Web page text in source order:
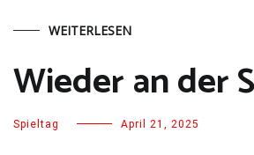
WEITERLESEN
Wieder an der
Spieltag April 21, 2025